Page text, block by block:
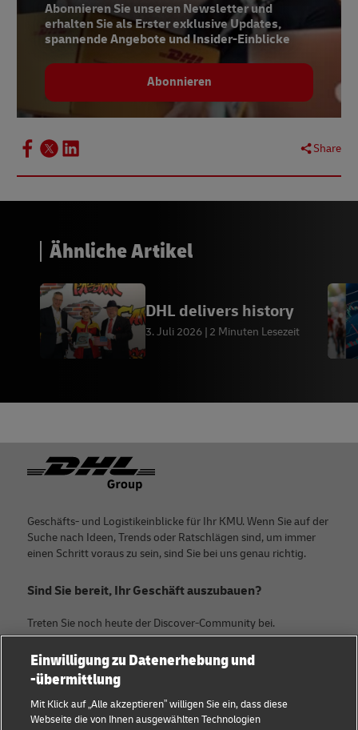
Abonnieren Sie unseren Newsletter und
erhalten Sie als Erster exklusive Updates,
spannende Angebote und Insider-Einblicke
Abonnieren
Share
Ähnliche Artikel
DHL delivers history
3. Juli 2026 2 Minuten Lesezeit
Footer
Geschäfts- und Logistikeinblicke für Ihr KMU. Wenn Sie auf der
Suche nach Ideen, Trends oder Ratschlägen sind, um immer
einen Schritt voraus zu sein, sind Sie bei uns genau richtig.
Sind Sie bereit, Ihr Geschäft auszubauen?
Treten Sie noch heute der Discover-Community bei.
Kategorien
KMU Ratgeber
Firma
Über DHL
Einwilligung zu Datenerhebung und
-übermittlung
Mit Klick auf „Alle akzeptieren” willigen Sie ein, dass diese
Webseite die von Ihnen ausgewählten Technologien